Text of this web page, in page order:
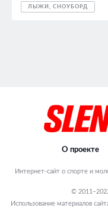
ЛЫЖИ, СНОУБОРД
О проекте
Интернет-сайт о спорте и
©
Использование материалов